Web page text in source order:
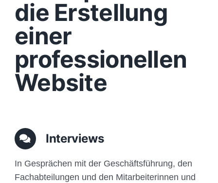
Funktionen
Aufbau
Anfrage
die Erstellung
einer
professionellen
Website
Interviews
In Gesprächen mit der Geschäftsführung, den
Fachabteilungen und den Mitarbeiterinnen und